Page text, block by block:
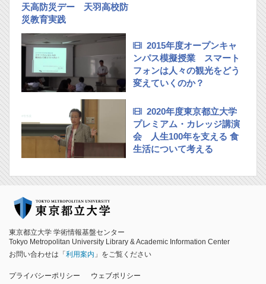
天高防災デー 天羽高校防
災教育実践
2015年度オープンキャ
ンパス模擬授業 スマート
フォンは人々の観光をどう
変えていくのか？
2020年度東京都立大学
プレミアム・カレッジ講演
会 人生100年を支える 食
生活について考える
東京都立大学 学術情報基盤センター
Tokyo Metropolitan University Library & Academic Information Center
お問い合わせは「 利用案内 」をご覧ください
プライバシーポリシー ウェブポリシー